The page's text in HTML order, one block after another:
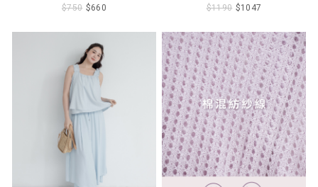
$750 $660
$1190 $1047